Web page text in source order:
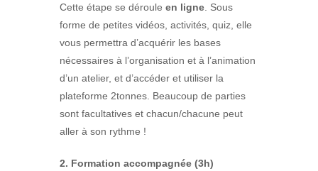
Cette étape se déroule en ligne . Sous
forme de petites vidéos, activités, quiz, elle
vous permettra d’acquérir les bases
nécessaires à l’organisation et à l’animation
d’un atelier, et d’accéder et utiliser la
plateforme 2tonnes. Beaucoup de parties
sont facultatives et chacun/chacune peut
aller à son rythme !
2. Formation accompagnée (3h)